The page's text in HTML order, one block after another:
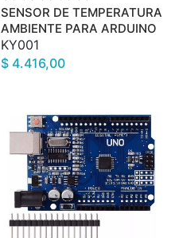
SENSOR DE TEMPERATURA
AMBIENTE PARA ARDUINO
KY001
$ 4.416,00